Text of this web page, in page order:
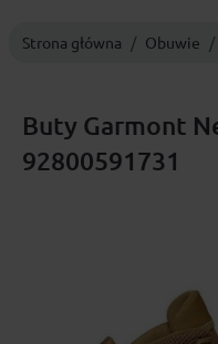
Strona główna Obuwie
Buty Garmont
92800591731